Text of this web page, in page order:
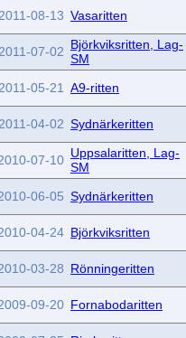
2011-08-13 Vasaritten
2011-07-02 Björkviksritten, Lag-
SM
2011-05-21
A9-ritten
2011-04-02 Sydnärkeritten
07-10 Uppsalaritten, Lag-
SM
06-05 Sydnärkeritten
04-24 Björkviksritten
03-28 Rönningeritten
09-20 Fornabodaritten